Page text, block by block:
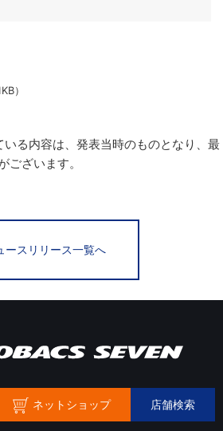
）
る内容は、発表当時のものとなり、最
ございます。
ースリリース一覧へ
ネットショップ 店舗検索